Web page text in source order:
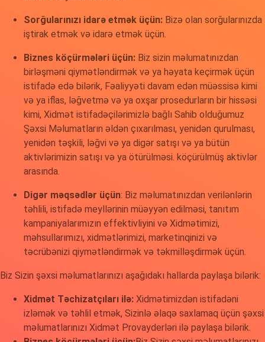
Sorğularınızı idarə etmək üçün: Bizə olan sorğularınızda
iştirak etmək və idarə etmək üçün.
Biznes köçürmələri üçün: Biz sizin məlumatınızdan
birləşməni qiymətləndirmək və ya həyata keçirmək üçün
istifadə edə bilərik, Fəaliyyəti davam edən müəssisə kimi
və ya iflas, ləğvetmə və ya oxşar prosedurların bir hissəsi
kimi, Xidmət istifadəçilərimizlə bağlı Sahib olduğumuz
Şəxsi Məlumatların əldən çıxarılması, yenidən qurulması,
yenidən təşkili, ləğvi və ya digər satışı və ya bütün
aktivlərimizin satışı və ya ötürülməsi. köçürülmüş aktivlər
arasında.
Digər məqsədlər üçün: Biz məlumatınızdan verilənlərin
təhlili, istifadə meyllərinin müəyyən edilməsi, tanıtım
kampaniyalarımızın effektivliyini və Xidmətimizi,
məhsullarımızı, xidmətlərimizi, marketinqinizi və
təcrübənizi qiymətləndirmək və təkmilləşdirmək üçün.
Biz Sizin şəxsi məlumatlarınızı aşağıdakı hallarda paylaşa bilərik:
Xidmət Təchizatçıları ilə: Xidmətimizdən istifadəni
izləmək və təhlil etmək, Sizinlə əlaqə saxlamaq üçün şəxsi
məlumatlarınızı Xidmət Provayderləri ilə paylaşa bilərik.